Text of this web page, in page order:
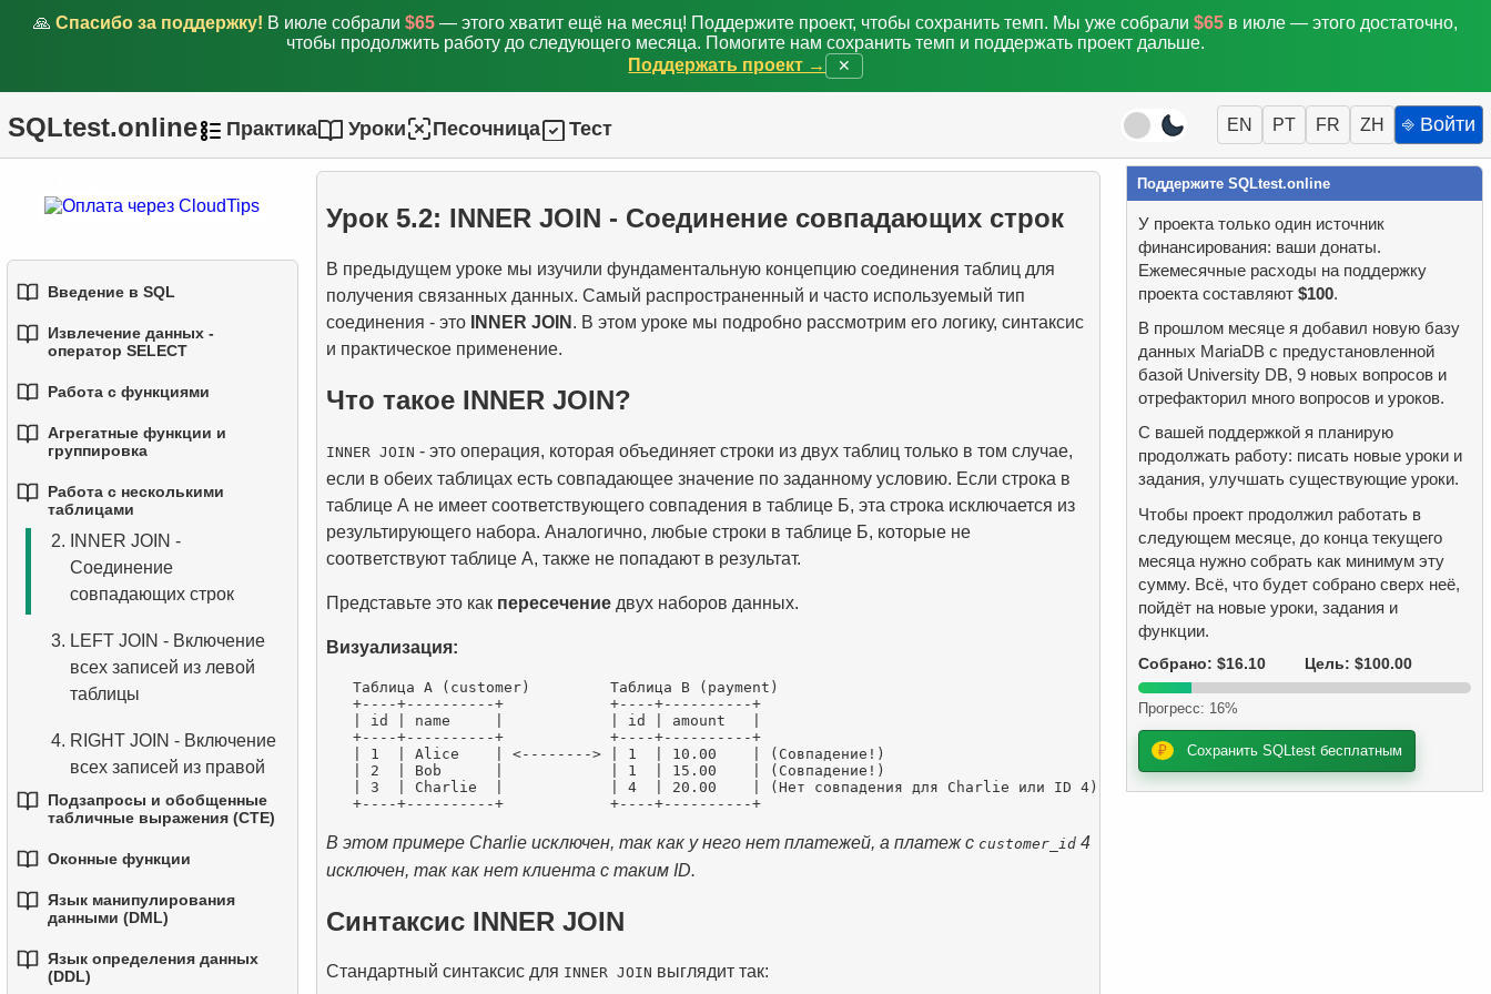
🙏 Спасибо за поддержку! В июле собрали $65 — этого хватит ещё на месяц! Поддержите проект, чтобы сохранить темп. Мы уже собрали $65 в июле — этого достаточно,
чтобы продолжить работу до следующего месяца. Помогите нам сохранить темп и поддержать проект дальше.
Поддержать проект →
✕
SQLtest.online Практика Уроки Песочница Тест EN PT FR ZH ⎆ Войти
Введение в SQL
1.Введение в базы данных
2.Типы баз данных
3.Концепции реляционных
баз данных
4.Базовые типы данных
NULL в SQL
Извлечение данных -
оператор SELECT
1.Выборка данных из
таблицы
3.Объединение нескольких
условий
Псевдонимы столбцов
5. Сортировка результатов
Ограничение результатов
OFFSET
ORDER BY и LIMIT
Работа с функциями
1.Встроенные функции SQL
2.Основные строковые
функции
Основные
математические функции
4. Функции даты и времени
Агрегатные функции и
группировка
1.Базовые агрегатные
Группировка данных
агрегированных данных
Условная агрегация
5. Продвинутая агрегация
Работа с несколькими
таблицами
(JOIN) в SQL
2.
INNER JOIN -
Соединение
совпадающих строк
3. LEFT JOIN - Включение
всех записей из левой
таблицы
4. RIGHT JOIN - Включение
всех записей из правой
таблицы
Объединение всех
данных из обеих таблиц
произведение
Подзапросы и обобщенные
табличные выражения (CTE)
1.Введение в подзапросы
2.Подзапросы в
3.Коррелированные
Оконные функции
1.Оконные функции
2. Использование
ROW_NUMBER, RANK,
Язык манипулирования
данными (DML)
1.Оператор INSERT INTO
Язык определения данных
(DDL)
Урок 5.2: INNER JOIN - Соединение совпадающих строк
В предыдущем уроке мы изучили фундаментальную концепцию соединения таблиц для
получения связанных данных. Самый распространенный и часто используемый тип
соединения - это
INNER JOIN . В этом уроке мы подробно рассмотрим его логику, синтаксис
и практическое применение.
Что такое INNER JOIN?
INNER JOIN - это операция, которая объединяет строки из двух таблиц только в том случае,
если в обеих таблицах есть совпадающее значение по заданному условию. Если строка в
таблице А не имеет соответствующего совпадения в таблице Б, эта строка исключается из
результирующего набора. Аналогично, любые строки в таблице Б, которые не
соответствуют таблице А, также не попадают в результат.
Представьте это как пересечениедвух наборов данных.
Визуализация:
   Таблица A (customer)         Таблица B (payment)
   +----+----------+            +----+----------+
   | id | name     |            | id | amount   |
   +----+----------+            +----+----------+
   | 1  | Alice    | <--------> | 1  | 10.00    | (Совпадение!)
   | 2  | Bob      |            | 1  | 15.00    | (Совпадение!)
   | 3  | Charlie  |            | 4  | 20.00    | (Нет совпадения для Charlie или ID 4)
   +----+----------+            +----+----------+
В этом примере Charlie исключен, так как у него нет платежей, а платеж с customer_id4
исключен, так как нет клиента с таким ID.
Синтаксис INNER JOIN
Стандартный синтаксис для INNER JOIN выглядит так:
Поддержите SQLtest.online
У проекта только один источник
финансирования: ваши донаты.
Ежемесячные расходы на поддержку
проекта составляют $100.
В прошлом месяце я добавил новую базу
данных MariaDB с предустановленной
базой University DB, 9 новых вопросов и
отрефакторил много вопросов и уроков.
С вашей поддержкой я планирую
продолжать работу: писать новые уроки и
задания, улучшать существующие уроки.
Чтобы проект продолжил работать в
следующем месяце, до конца текущего
месяца нужно собрать как минимум эту
сумму. Всё, что будет собрано сверх неё,
пойдёт на новые уроки, задания и
функции.
Собрано: $16.10
Цель: $100.00
Прогресс: 16%
₽ Сохранить SQLtest бесплатным